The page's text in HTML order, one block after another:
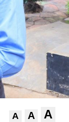
A A A